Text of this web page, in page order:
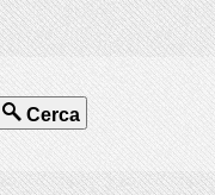
Cerca